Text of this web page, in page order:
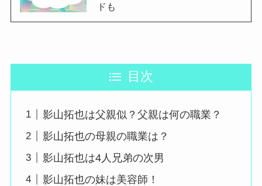
ドも
目次
影山拓也は父親似？父親は何の職業？
影山拓也の母親の職業は？
影山拓也は4人兄弟の次男
影山拓也の妹は美容師！